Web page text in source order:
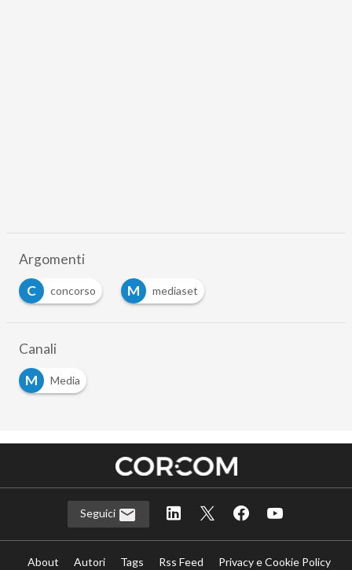
Argomenti
C
concorso M mediaset
Canali
M
Media
Seguici
About Autori Tags Rss Feed
Privacy e Cookie Policy